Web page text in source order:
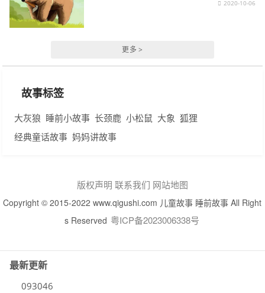
2020-10-06
更多 >
故事标签
大灰狼 睡前小故事 长颈鹿 小松鼠 大象 狐狸
经典童话故事 妈妈讲故事
版权声明 联系我们 网站地图
Copyright © 2015-2022 www.qigushi.com 儿童故事 睡前故事 All Right
s Reserved 粤ICP备2023006338号
最新更新
093046